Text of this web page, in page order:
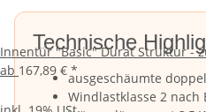
Technische
ausgeschäumte
Windlastklasse 2 nach
Innentür "Basic" Durat Struktur -
ab 167,89 € *